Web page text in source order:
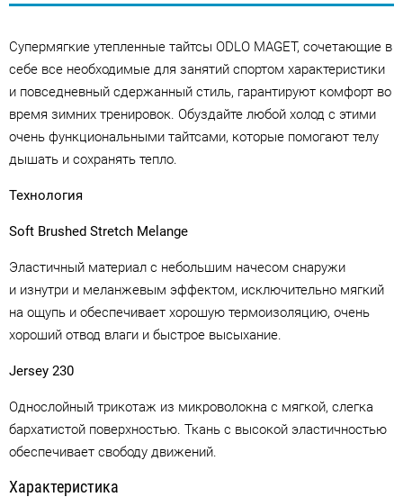
Cупермягкие утепленные тайтсы ODLO MAGET, сочетающие в
себе все необходимые для занятий спортом характеристики
и повседневный сдержанный стиль, гарантируют комфорт во
время зимних тренировок. Обуздайте любой холод с этими
очень функциональными тайтсами, которые помогают телу
дышать и сохранять тепло.
Технология
Soft Brushed Stretch Melange
Эластичный материал с небольшим начесом снаружи
и изнутри и меланжевым эффектом, исключительно мягкий
на ощупь и обеспечивает хорошую термоизоляцию, очень
хороший отвод влаги и быстрое высыхание.
Jersey 230
Однослойный трикотаж из микроволокна с мягкой, слегка
бархатистой поверхностью. Ткань с высокой эластичностью
обеспечивает свободу движений.
Характеристика